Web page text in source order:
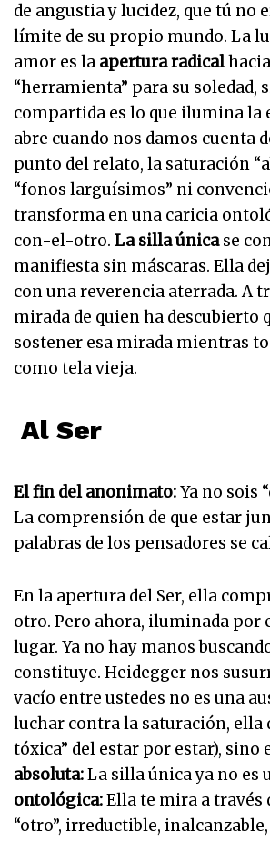
de angustia y lucidez, que tú
límite de su propio mundo. La
amor es la apertura radical
“herramienta” para su soledad,
compartida es lo que ilumina la
abre cuando nos damos cuenta
punto del relato, la saturación
“fonos larguísimos” ni
transforma en una caricia
con-el-otro. La silla únicase
manifiesta sin máscaras. Ella
con una reverencia aterrada. A
mirada de quien ha descubierto
sostener esa mirada mientras
como tela vieja.
Al Ser
El fin del anonimato:Ya no sois
La comprensión de que estar
palabras de los pensadores se
En la apertura del Ser, ella
otro. Pero ahora, iluminada por
lugar. Ya no hay manos
constituye. Heidegger nos
vacío entre ustedes no es una
luchar contra la saturación, ella
tóxica” del estar por estar),
absoluta:La silla única ya no es
ontológica:Ella te mira a través
“otro”, irreductible,